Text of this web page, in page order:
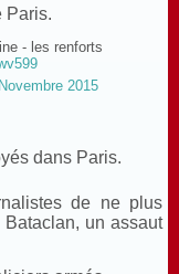
Paris.
- les renforts
2015
dans Paris.
de ne plus
un assaut